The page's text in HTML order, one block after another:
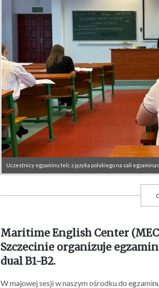
Uczestnicy egzaminu telc z języka polskiego na sali
Maritime English Center
Szczecinie organizuje
dual B1-B2.
W majowej sesji w naszym ośrodku do